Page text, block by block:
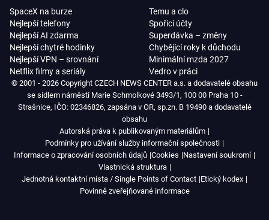
SpaceX na burze
Nejlepší telefony
Nejlepší AI zdarma
Nejlepší chytré hodinky
Nejlepší VPN – srovnání
Netflix filmy a seriály
Temu a clo
Spořicí účty
Superdávka – změny
Chybějící roky k důchodu
Minimální mzda 2027
Vedro v práci
© 2001 - 2026 Copyright CZECH NEWS CENTER a.s. a dodavatelé obsahu
se sídlem náměstí Marie Schmolkové 3493/1, 100 00 Praha 10 -
Strašnice, IČO: 02346826, zapsána v OR, sp.zn. B 19490 a dodavatelé
obsahu
Autorská práva k publikovaným materiálům
Podmínky pro užívání služby informační společnosti
Informace o zpracování osobních údajů Cookies Nastavení soukromí
Vlastnická struktura
Jednotná kontaktní místa / Single Points of Contact Etický kodex
Povinně zveřejňované informace